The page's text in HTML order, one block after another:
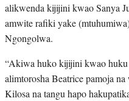
alikwenda kijijini kwao Sanya
amwite rafiki yake
Ngongolwa.
“Akiwa huko kijijini kwao
alimtorosha Beatrice pamoja
Kilosa na tangu hapo